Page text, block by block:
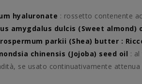
hyaluronate : rossetto contenente
amygdalus dulcis (Sweet almond)
parkii (Shea) butter :
chinensis (Jojoba) seed oil :
se usato continuativamente attenua